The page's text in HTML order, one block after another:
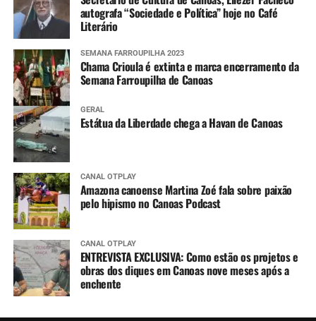
autografa “Sociedade e Política” hoje no Café
Literário
SEMANA FARROUPILHA 2023
Chama Crioula é extinta e marca encerramento da
Semana Farroupilha de Canoas
GERAL
Estátua da Liberdade chega a Havan de Canoas
CANAL OTPLAY
Amazona canoense Martina Zoé fala sobre paixão
pelo hipismo no Canoas Podcast
CANAL OTPLAY
ENTREVISTA EXCLUSIVA: Como estão os projetos e
obras dos diques em Canoas nove meses após a
enchente